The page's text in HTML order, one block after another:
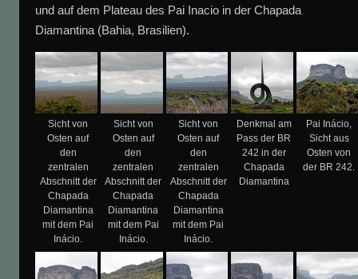
und auf dem Plateau des Pai Inacio in der Chapada
Diamantina (Bahia, Brasilien).
Sicht von
Osten auf
den
zentralen
Abschnitt der
Chapada
Diamantina
mit dem Pai
Inácio.
Sicht von
Osten auf
den
zentralen
Abschnitt der
Chapada
Diamantina
mit dem Pai
Inácio.
Sicht von
Osten auf
den
zentralen
Abschnitt der
Chapada
Diamantina
mit dem Pai
Inácio.
Denkmal am
Pass der BR
242 in der
Chapada
Diamantina
Pai Inácio,
Sicht aus
Osten von
der BR 242.